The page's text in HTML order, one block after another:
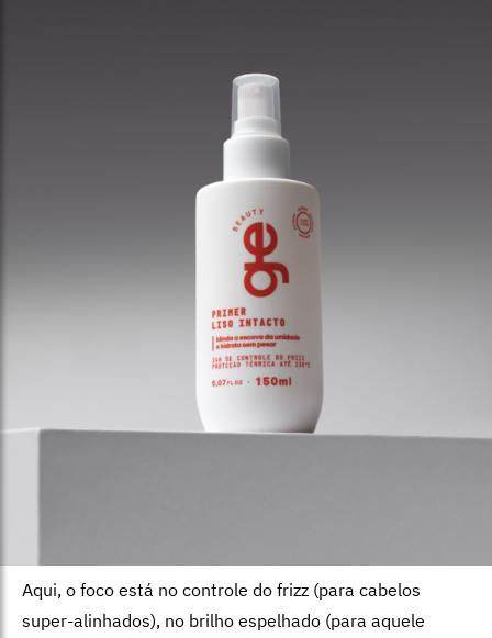
Aqui, o foco está no controle do frizz (para cabelos
super-alinhados), no brilho espelhado (para aquele